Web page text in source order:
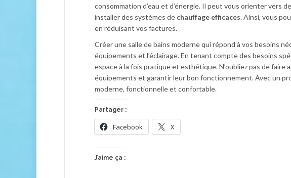
consommation d’eau et d’énergie. Il peut vous orienter vers
installer des systèmes de chauffage efficaces. Ainsi, vous
en réduisant vos factures.
Créer une salle de bains moderne qui répond à vos besoins
équipements et l’éclairage. En tenant compte des besoins
espace à la fois pratique et esthétique. N’oubliez pas de faire
équipements et garantir leur bon fonctionnement. Avec un
moderne, fonctionnelle et confortable.
Partager :
Facebook X
J’aime ça :